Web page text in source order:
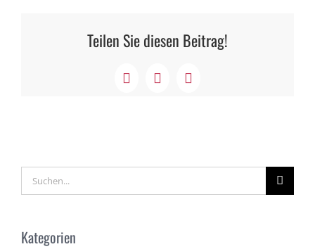
Teilen Sie diesen Beitrag!
Facebook
X LinkedIn
Suche
nach:
Kategorien